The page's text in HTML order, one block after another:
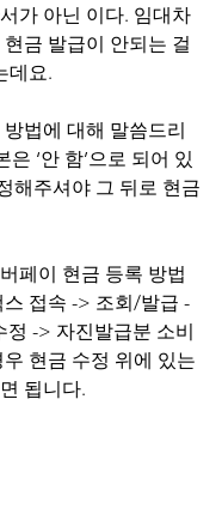
가 아닌 이다. 임대차
금 발급이 안되는 걸
데요.
법에 대해 말씀드리
‘안 함’으로 되어 있
해주셔야 그 뒤로 현금
페이 현금 등록 방법
접속 -> 조회/발급 -
정 -> 자진발급분 소비
현금 수정 위에 있는
됩니다.